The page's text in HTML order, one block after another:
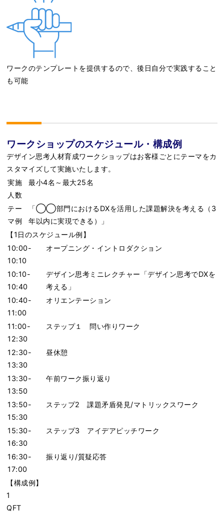
ワークのテンプレートを提供するので、後日自分で実践すること
も可能
ワークショップのスケジュール・構成例
デザイン思考人材育成ワークショップはお客様ごとにテーマをカ
スタマイズして実施いたします。
実施
人数
最小4名～最大25名
テー
マ例
「◯◯部門におけるDXを活用した課題解決を考える（3
年以内に実現できる）」
【1日のスケジュール例】
10:00-
10:10
オープニング・イントロダクション
10:10-
10:40
デザイン思考ミニレクチャー「デザイン思考でDXを
考える」
10:40-
11:00
オリエンテーション
11:00-
12:30
ステップ１ 問い作りワーク
12:30-
13:30
昼休憩
13:30-
13:50
午前ワーク振り返り
13:50-
15:30
ステップ2 課題矛盾発見/マトリックスワーク
15:30-
16:30
ステップ3 アイデアピッチワーク
16:30-
17:00
振り返り/質疑応答
【構成例】
1
QFT